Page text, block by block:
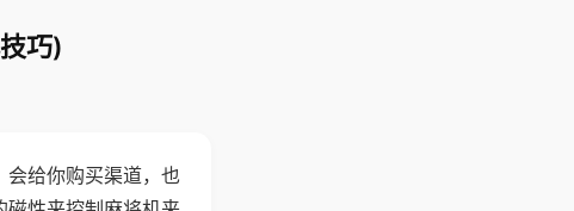
巧)
给你购买渠道，也